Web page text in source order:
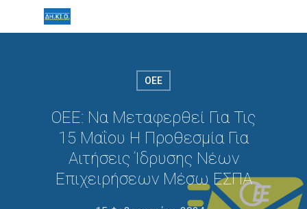
ΟΕΕ
ΟΕΕ: Να Μεταφερθεί Για Τις
15 Μαΐου Η Προθεσμία Για
Αιτήσεις Ίδρυσης Νέων
Επιχειρήσεων Μέσω ΕΣΠΑ